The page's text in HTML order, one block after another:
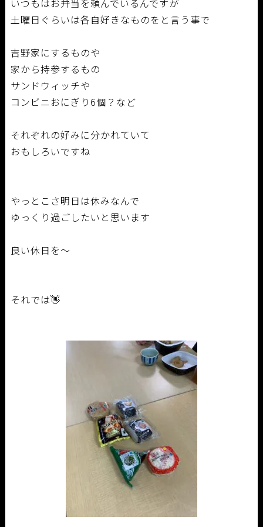
いつもはお弁当を頼んでいるんですが
土曜日ぐらいは各自好きなものをと言う事で
吉野家にするものや
家から持参するもの
サンドウィッチや
コンビニおにぎり6個？など
それぞれの好みに分かれていて
おもしろいですね
やっとこさ明日は休みなんで
ゆっくり過ごしたいと思います
良い休日を～
それでは👋